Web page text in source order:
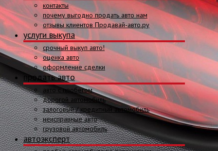
контакты
почему выгодно продать авто нам
отзывы клиентов Продавай-авто.ру
услуги выкупа
срочный выкуп авто!
оценка авто
оформление сделки
продать авто
авто с пробегом
дорогой автомобиль
залоговый / кредитный автомобиль
неисправные авто
грузовой автомобиль
автоэксперт